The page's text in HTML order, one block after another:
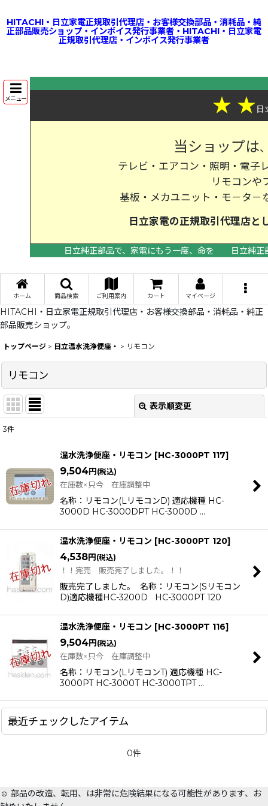
HITACHI・日立家電正規取引代理店・お客様交換部品・消耗品・純
正部品販売ショップ・インボイス発行事業者・HITACHI・日立家電
正規取引代理店・インボイス発行事業者
メニュー ★ ★日
当ショップは
テレビ・エアコン・照明・電子
リモコンや
基板・メカユニット・モ－タ－
日立家電の正規取引代理店
日立純正部品で、家電にもう一度、命を
日立純
ホーム 商品検索 ご利用案内 カート マイページ
HITACHI・日立家電正規取引代理店・お客様交換部品・消耗品・純正
部品販売ショップ。
トップページ > 日立温水洗浄便座・ > リモコン
リモコン
表示順変更
在庫あり
並び順:
絞り込む
3件
温水洗浄便座・リモコン [HC-3000PT 117]
9,504円 (税込)
在庫数×只今 在庫調整中
名称：リモコン(LリモコンD) 適応機種 HC-
3000D HC-3000DPT HC-3000D …
温水洗浄便座・リモコン [HC-3000PT 120]
4,538円 (税込)
！！完売 販売完了しました。！！
販売完了しました。 名称：リモコン(Sリモコン
D)適応機種HC-3200D HC-3000PT 120
温水洗浄便座・リモコン [HC-3000PT 116]
9,504円 (税込)
在庫数×只今 在庫調整中
名称：リモコン(LリモコンT) 適応機種 HC-
3000PT HC-3000T HC-3000TPT …
最近チェックしたアイテム
0件
☺️ 部品の改造、転用、は非常に危険結果になる可能性があります、お